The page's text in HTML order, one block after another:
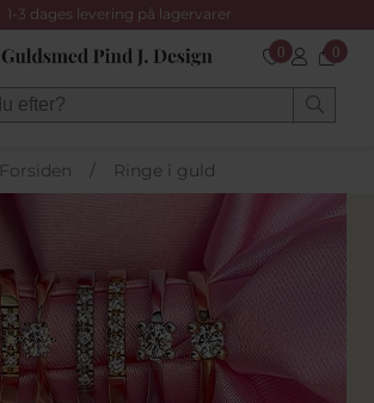
1-3 dages levering på lagervarer
0 0
Forsiden / Ringe i guld